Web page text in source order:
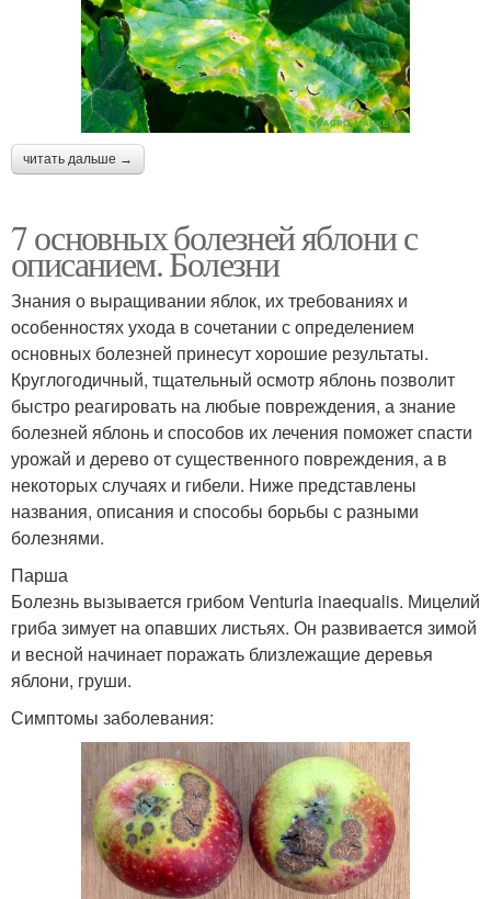
читать дальше →
7 основных болезней яблони с
описанием. Болезни
Знания о выращивании яблок, их требованиях и
особенностях ухода в сочетании с определением
основных болезней принесут хорошие результаты.
Круглогодичный, тщательный осмотр яблонь позволит
быстро реагировать на любые повреждения, а знание
болезней яблонь и способов их лечения поможет спасти
урожай и дерево от существенного повреждения, а в
некоторых случаях и гибели. Ниже представлены
названия, описания и способы борьбы с разными
болезнями.
Парша
Болезнь вызывается грибом Venturia inaequalis. Мицелий
гриба зимует на опавших листьях. Он развивается зимой
и весной начинает поражать близлежащие деревья
яблони, груши.
Симптомы заболевания: